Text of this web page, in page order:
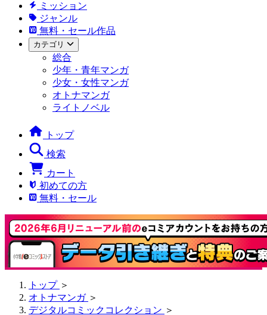
ミッション
ジャンル
無料・セール作品
カテゴリ
総合
少年・青年マンガ
少女・女性マンガ
オトナマンガ
ライトノベル
トップ
検索
カート
初めての方
無料・セール
トップ ＞
オトナマンガ ＞
デジタルコミックコレクション ＞